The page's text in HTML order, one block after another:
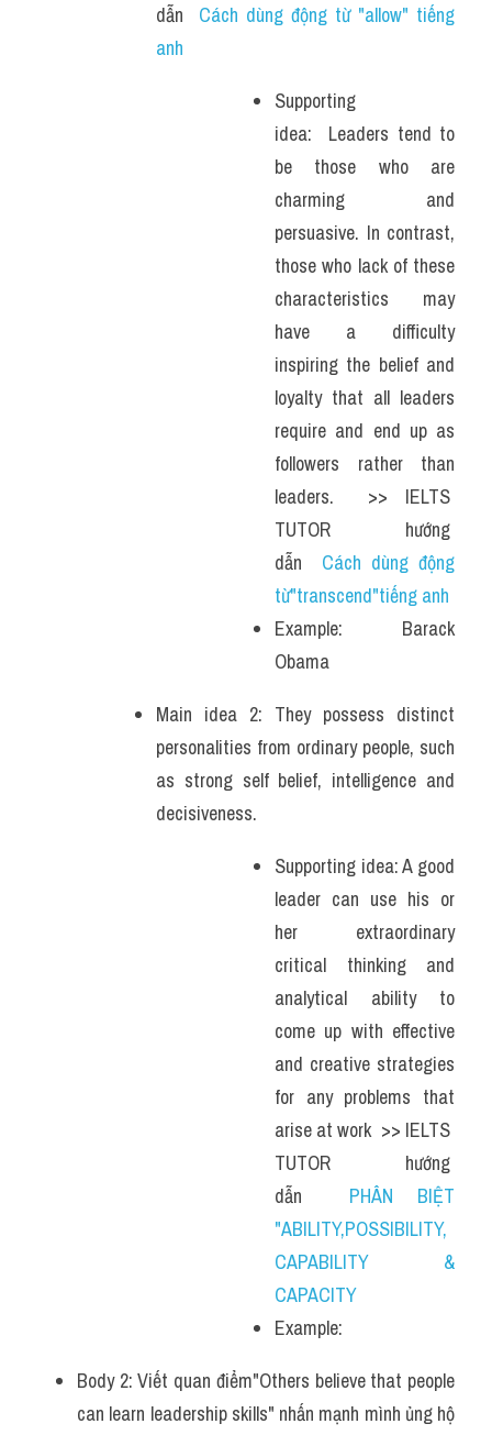
dẫn Cách dùng động từ "allow" tiếng
anh
Supporting
idea:  Leaders tend to
be those who are
charming and
persuasive. In contrast,
those who lack of these
characteristics may
have a difficulty
inspiring the belief and
loyalty that all leaders
require and end up as
followers rather than
leaders.  >> IELTS
TUTOR  hướng
dẫn Cách dùng động
từ"transcend"tiếng anh
Example: Barack
Obama
Main idea 2: They possess distinct
personalities from ordinary people, such
as strong self belief, intelligence and
decisiveness.
Supporting idea: A good
leader can use his or
her extraordinary
critical thinking and
analytical ability to
come up with effective
and creative strategies
for any problems that
arise at work  >> IELTS
TUTOR  hướng
dẫn PHÂN BIỆT
"ABILITY,POSSIBILITY,
CAPABILITY &
CAPACITY
Example:
Body 2: Viết quan điểm"Others believe that people
can learn leadership skills" nhấn mạnh mình ủng hộ